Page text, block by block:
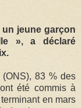
jeune garçon
», a déclaré
(ONS), 83 % des
été commis à
terminant en mars